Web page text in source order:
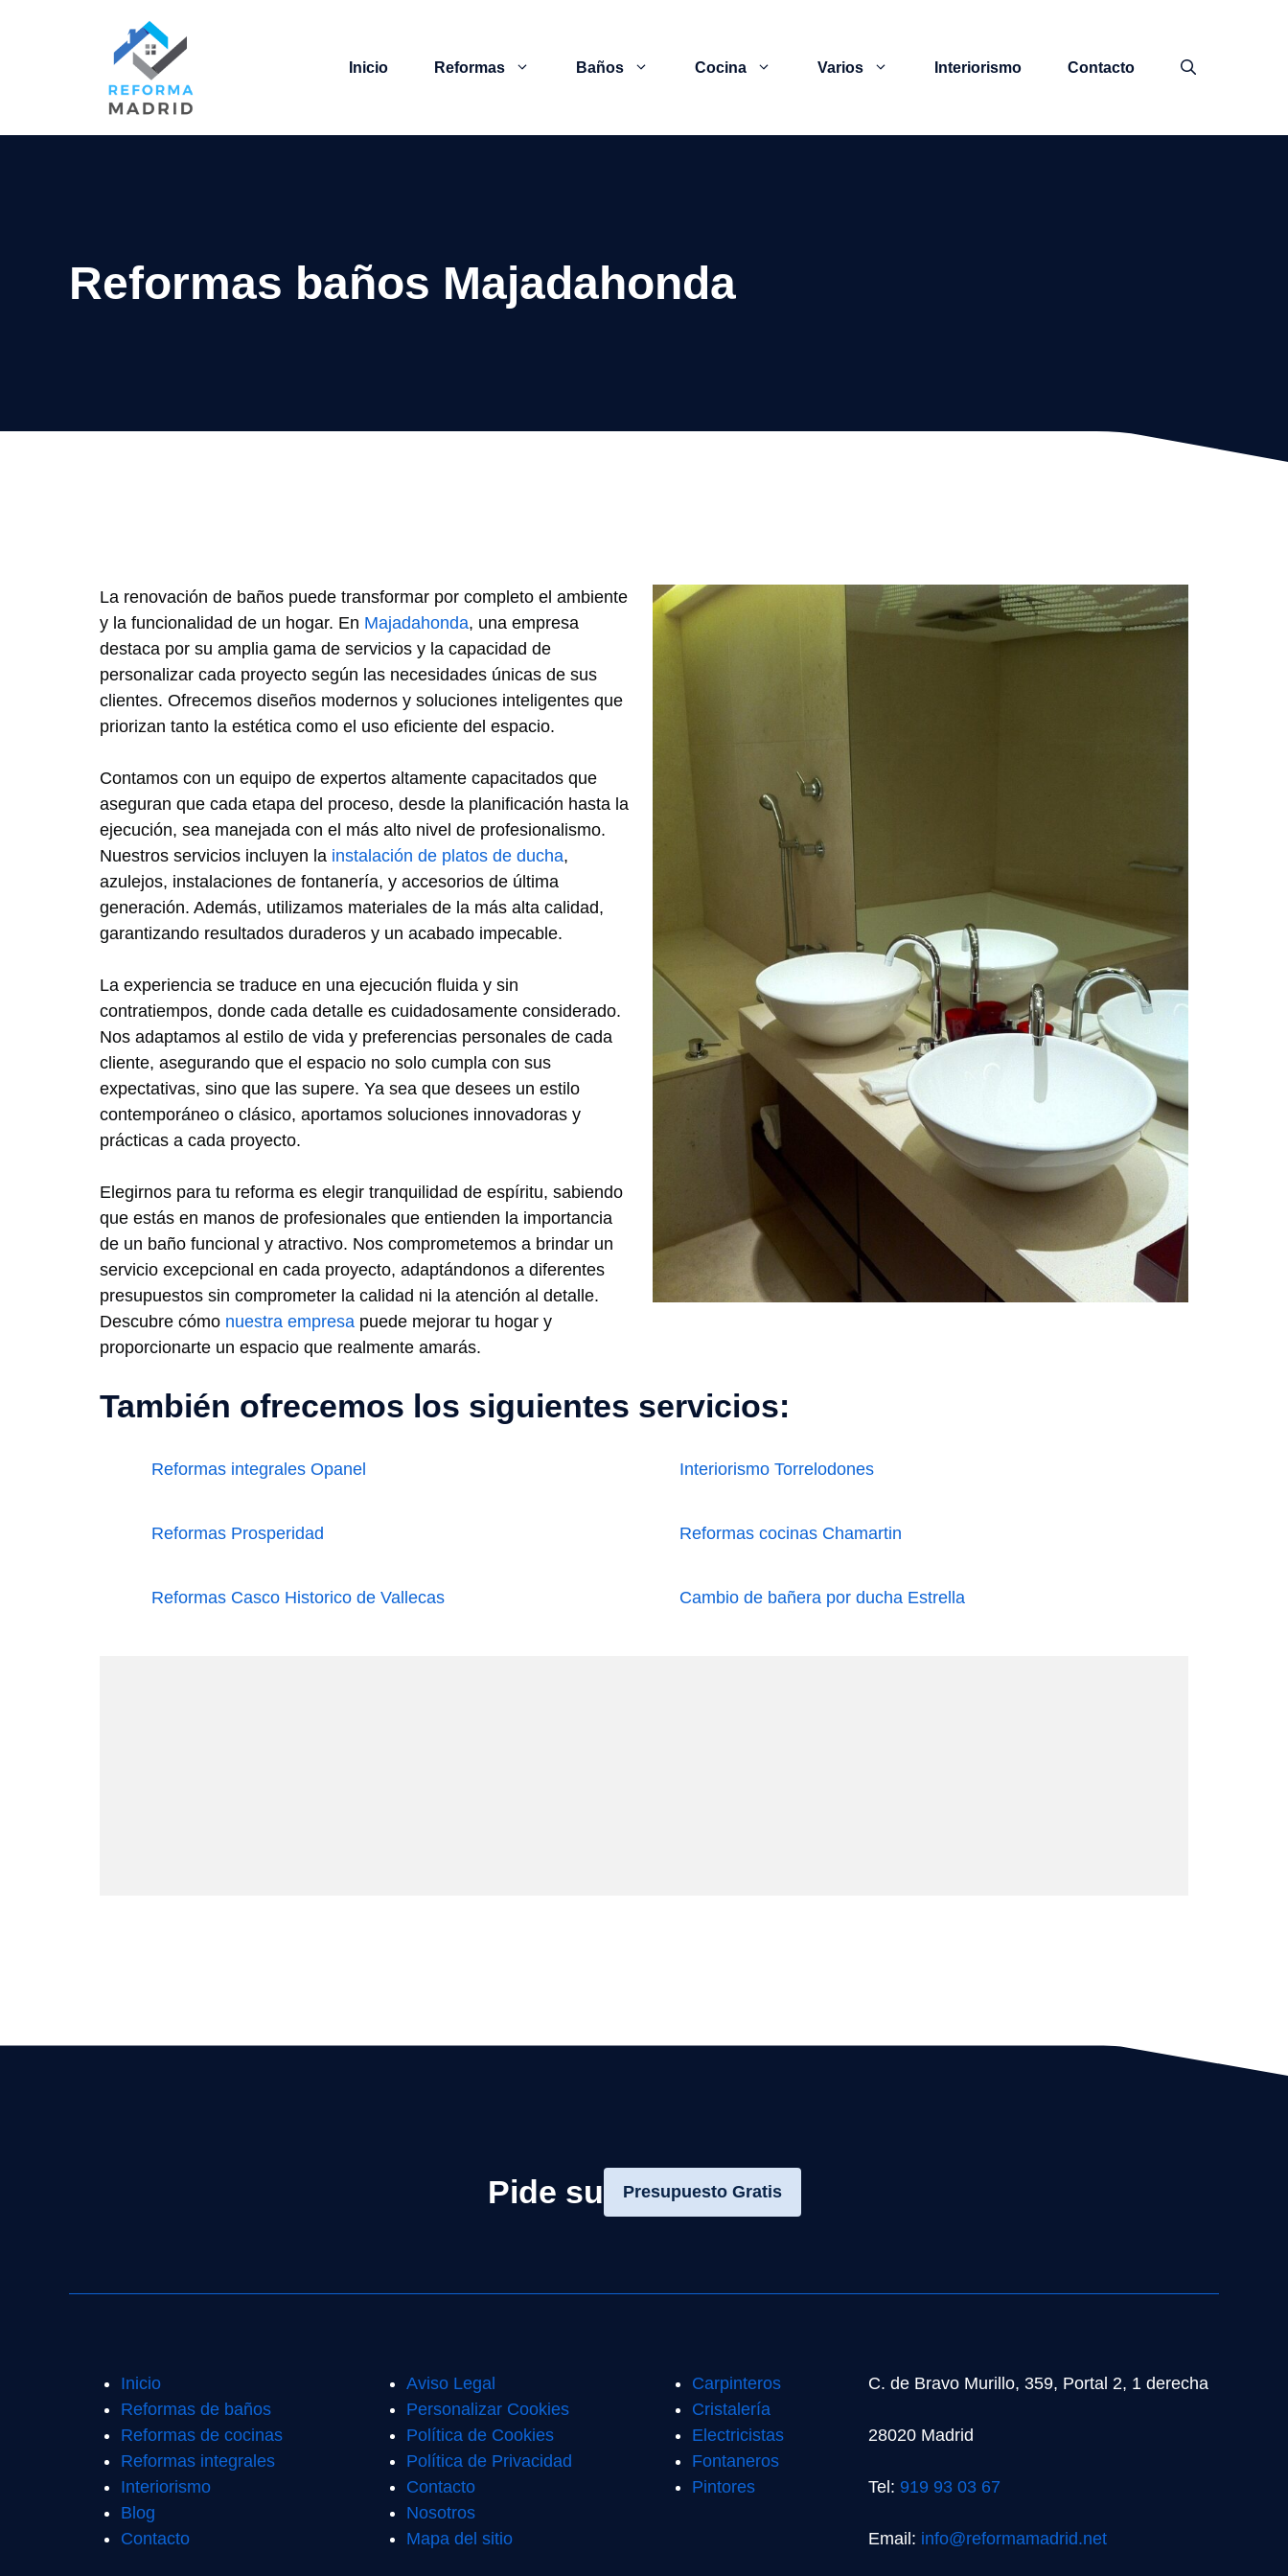
Inicio Reformas Baños Cocina Varios Interiorismo Contacto
Reformas baños Majadahonda
La renovación de baños puede transformar por completo el ambiente
y la funcionalidad de un hogar. En Majadahonda, una empresa
destaca por su amplia gama de servicios y la capacidad de
personalizar cada proyecto según las necesidades únicas de sus
clientes. Ofrecemos diseños modernos y soluciones inteligentes que
priorizan tanto la estética como el uso eficiente del espacio.
Contamos con un equipo de expertos altamente capacitados que
aseguran que cada etapa del proceso, desde la planificación hasta la
ejecución, sea manejada con el más alto nivel de profesionalismo.
Nuestros servicios incluyen la instalación de platos de ducha,
azulejos, instalaciones de fontanería, y accesorios de última
generación. Además, utilizamos materiales de la más alta calidad,
garantizando resultados duraderos y un acabado impecable.
La experiencia se traduce en una ejecución fluida y sin
contratiempos, donde cada detalle es cuidadosamente considerado.
Nos adaptamos al estilo de vida y preferencias personales de cada
cliente, asegurando que el espacio no solo cumpla con sus
expectativas, sino que las supere. Ya sea que desees un estilo
contemporáneo o clásico, aportamos soluciones innovadoras y
prácticas a cada proyecto.
Elegirnos para tu reforma es elegir tranquilidad de espíritu, sabiendo
que estás en manos de profesionales que entienden la importancia
de un baño funcional y atractivo. Nos comprometemos a brindar un
servicio excepcional en cada proyecto, adaptándonos a diferentes
presupuestos sin comprometer la calidad ni la atención al detalle.
Descubre cómo nuestra empresa puede mejorar tu hogar y
proporcionarte un espacio que realmente amarás.
También ofrecemos los siguientes servicios:
Reformas integrales Opanel Interiorismo Torrelodones
Reformas Prosperidad Reformas cocinas Chamartin
Reformas Casco Historico de Vallecas Cambio de bañera por ducha Estrella
Pide su Presupuesto Gratis
Inicio
Reformas de baños
Reformas de cocinas
Reformas integrales
Interiorismo
Blog
Contacto
Aviso Legal
Personalizar Cookies
Política de Cookies
Política de Privacidad
Contacto
Nosotros
Mapa del sitio
Carpinteros
Cristalería
Electricistas
Fontaneros
Pintores
C. de Bravo Murillo, 359, Portal 2, 1 derecha
28020 Madrid
Tel: 919 93 03 67
Email: info@reformamadrid.net